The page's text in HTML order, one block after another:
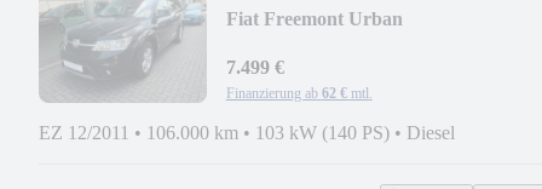
Fiat Freemont Urban
7.499 €
Finanzierung ab 62 € mtl.
EZ 12/2011 • 106.000 km • 103 kW (140 PS) • Diesel